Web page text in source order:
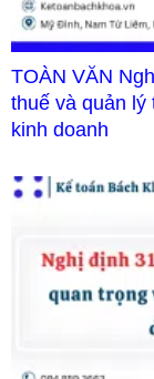
TOÀN VĂN
thuế và quản lý
kinh doanh